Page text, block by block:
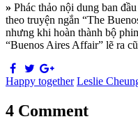
» Phác thảo nội dung ban
theo truyện ngắn “The
nhưng khi hoàn thành bộ
“Buenos Aires Affair” lẽ ra
Happy together Leslie
4 Comment